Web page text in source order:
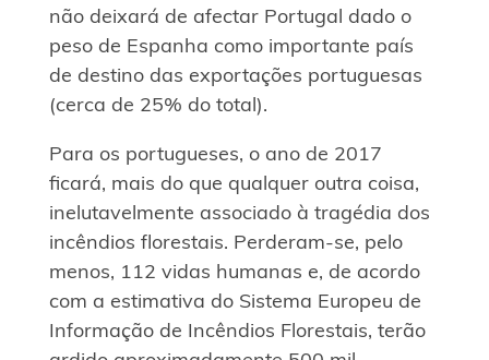
não deixará de afectar Portugal dado o
peso de Espanha como importante país
de destino das exportações portuguesas
(cerca de 25% do total).
Para os portugueses, o ano de 2017
ficará, mais do que qualquer outra coisa,
inelutavelmente associado à tragédia dos
incêndios florestais. Perderam-se, pelo
menos, 112 vidas humanas e, de acordo
com a estimativa do Sistema Europeu de
Informação de Incêndios Florestais, terão